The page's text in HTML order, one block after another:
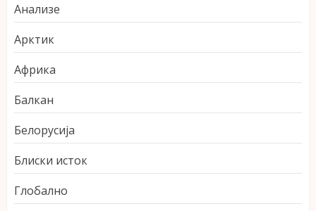
Анализе
Арктик
Африка
Балкан
Белорусија
Блиски исток
Глобално